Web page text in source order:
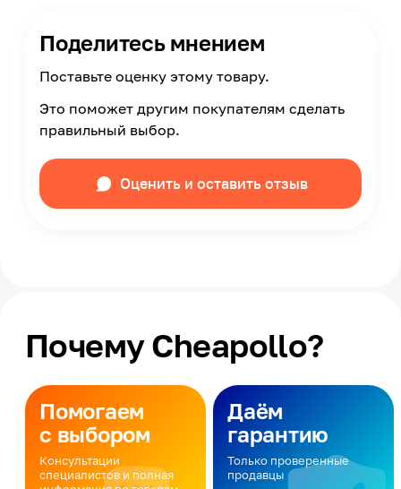
Поделитесь мнением
Поставьте оценку этому товару.
Это поможет другим покупателям сделать
правильный выбор.
Оценить и оставить отзыв
Почему Cheapollo?
Помогаем
с выбором
Консультации
специалистов и полная
Даём
гарантию
Только проверенные
продавцы